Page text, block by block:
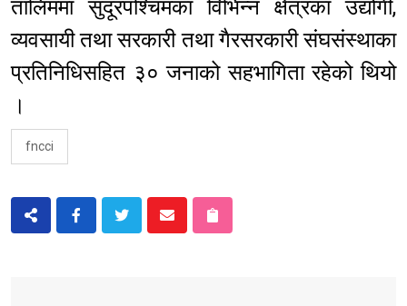
तालिममा सुदूरपश्चिमका विभिन्न क्षेत्रका उद्योगी,
व्यवसायी तथा सरकारी तथा गैरसरकारी संघसंस्थाका
प्रतिनिधिसहित ३० जनाको सहभागिता रहेको थियो
।
fncci